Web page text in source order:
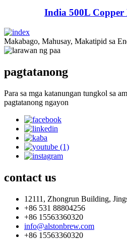
India 500L Copper
Makabago, Mahusay, Makatipid sa
pagtatanong
Para sa mga katanungan tungkol sa
pagtatanong ngayon
contact us
12111, Zhongrun Building,
+86 531 88804256
+86 15563360320
info@alstonbrew.com
+86 15563360320